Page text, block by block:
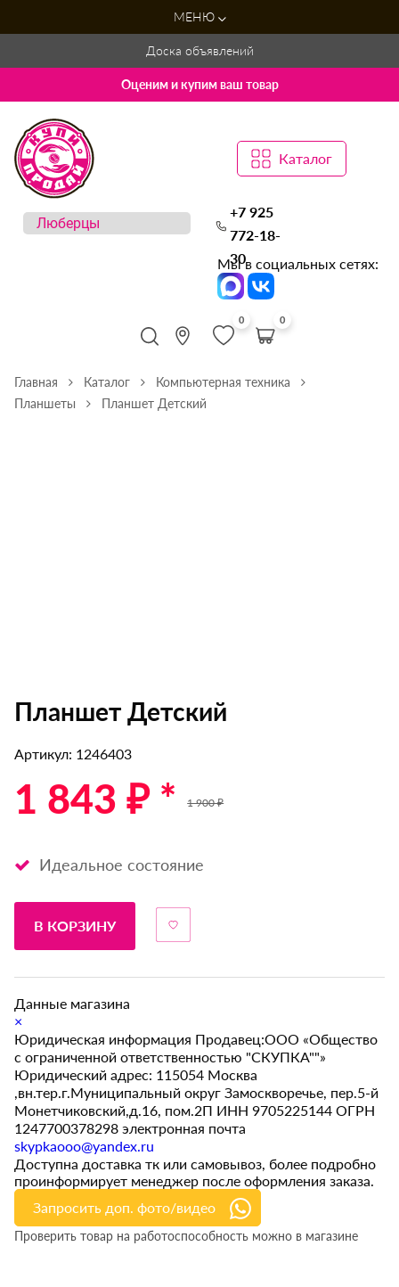
МЕНЮ
Доска объявлений
Оценим и купим ваш товар
Каталог
+7 925
772-18-
30
Мы в социальных сетях:
0 0
Главная Каталог
Компьютерная техника
Планшеты
Планшет Детский
Планшет Детский
Артикул: 1246403
1 843 ₽ * 1 900 ₽
Идеальное состояние
В КОРЗИНУ
Данные магазина
×
Юридическая информация Продавец:ООО «Общество
с ограниченной ответственностью "СКУПКА""»
Юридический адрес: 115054 Москва
,вн.тер.г.Муниципальный округ Замоскворечье, пер.5-й
Монетчиковский,д.16, пом.2П ИНН 9705225144 ОГРН
1247700378298 электронная почта
skypkaooo@yandex.ru
Доступна доставка тк или самовывоз, более подробно
проинформирует менеджер после оформления заказа.
Запросить доп. фото/видео
Проверить товар на работоспособность можно в магазине